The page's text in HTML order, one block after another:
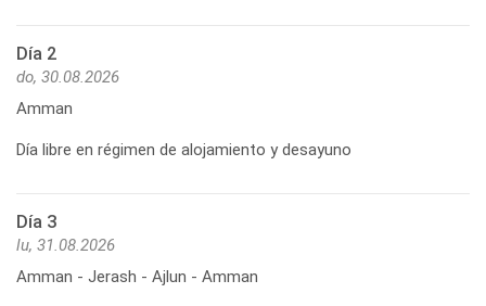
Día 2
do, 30.08.2026
Amman
Día libre en régimen de alojamiento y desayuno
Día 3
lu, 31.08.2026
Amman - Jerash - Ajlun - Amman